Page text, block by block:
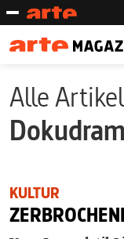
Alle
KULTUR